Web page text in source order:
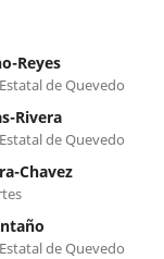
Reyes
de Quevedo
Rivera
de Quevedo
Chavez
de Quevedo